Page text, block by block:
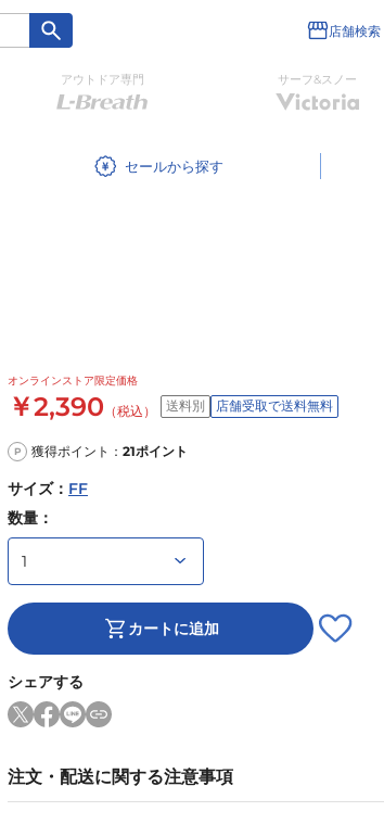
店舗検索
アウトドア専門 サーフ&スノー
セール
オンラインストア限定価格
￥2,390 （税込） 送料別 店舗受取で送料無料
P 獲得ポイント： 21ポイント
サイズ： FF
数量：
カートに追加
シェアする
注文・配送に関する注意事項